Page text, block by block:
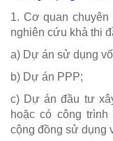
1. Cơ quan
nghiên cứu khả thi
a) Dự án sử dụng
b) Dự án PPP;
c) Dự án đầu tư
hoặc có công
cộng đồng sử dụng